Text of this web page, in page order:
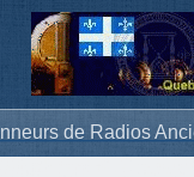
de Radios